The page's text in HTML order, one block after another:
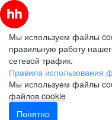
Мы используем файлы
правильную работу
сетевой трафик.
Правила использования
Мы используем файлы
файлов cookie
Понятно